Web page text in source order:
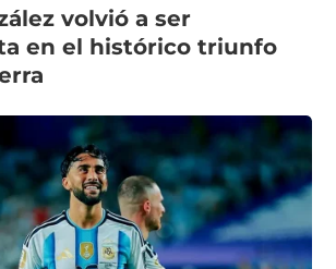
volvió a ser
en el histórico triunfo